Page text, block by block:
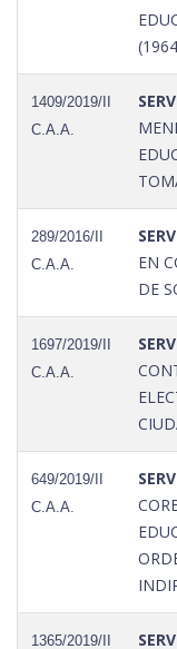
1409/2019/II
C.A.A.
289/2016/II
C.A.A.
EN
DE
1697/2019/II
C.A.A.
649/2019/II
C.A.A.
1365/2019/II